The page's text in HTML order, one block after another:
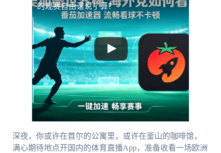
的观赛自由谁说了算？
深夜，你或许在首尔的公寓里，或许在釜山的咖啡馆，
满心期待地点开国内的体育直播App，准备收看一场欧洲